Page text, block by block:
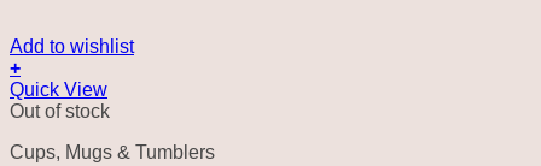
Add to wishlist
+
Quick View
Out of stock
Cups, Mugs & Tumblers